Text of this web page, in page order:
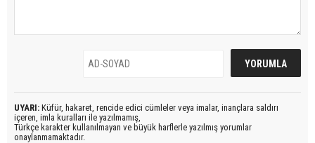
UYARI: Küfür, hakaret, rencide edici cümleler veya imalar, inançlara saldırı
içeren, imla kuralları ile yazılmamış,
Türkçe karakter kullanılmayan ve büyük harflerle yazılmış yorumlar
onaylanmamaktadır.